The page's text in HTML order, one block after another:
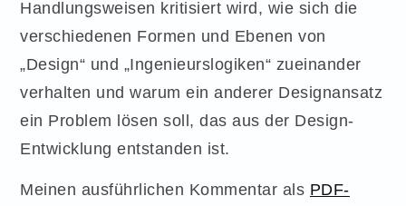
Handlungsweisen kritisiert wird, wie sich die
verschiedenen Formen und Ebenen von
„Design“ und „Ingenieurslogiken“ zueinander
verhalten und warum ein anderer Designansatz
ein Problem lösen soll, das aus der Design-
Entwicklung entstanden ist.
Meinen ausführlichen Kommentar als PDF-